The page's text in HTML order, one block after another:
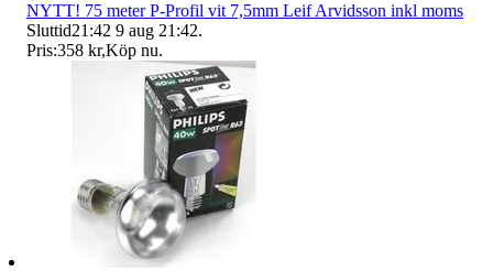
NYTT! 75 meter P-Profil vit 7,5mm Leif Arvidsson inkl moms
Sluttid21:42 9 aug 21:42.
Pris:358 kr,Köp nu.